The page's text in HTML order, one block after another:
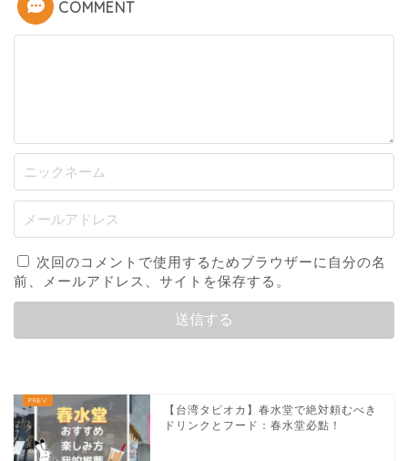
COMMENT
次回のコメントで使用するためブラウザーに自分の名
前、メールアドレス、サイトを保存する。
【台湾タピオカ】春水堂で絶対頼むべき
ドリンクとフード：春水堂必點！